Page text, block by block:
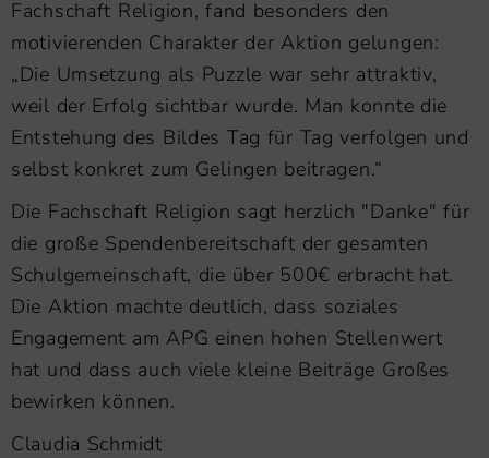
Fachschaft Religion, fand besonders den
motivierenden Charakter der Aktion gelungen:
„Die Umsetzung als Puzzle war sehr attraktiv,
weil der Erfolg sichtbar wurde. Man konnte die
Entstehung des Bildes Tag für Tag verfolgen und
selbst konkret zum Gelingen beitragen.“
Die Fachschaft Religion sagt herzlich "Danke" für
die große Spendenbereitschaft der gesamten
Schulgemeinschaft, die über 500€ erbracht hat.
Die Aktion machte deutlich, dass soziales
Engagement am APG einen hohen Stellenwert
hat und dass auch viele kleine Beiträge Großes
bewirken können.
Claudia Schmidt